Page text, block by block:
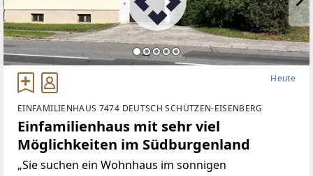
Heute
EINFAMILIENHAUS 7474 DEUTSCH SCHÜTZEN-EISENBERG
Einfamilienhaus mit sehr viel
Möglichkeiten im Südburgenland
„Sie suchen ein Wohnhaus im sonnigen